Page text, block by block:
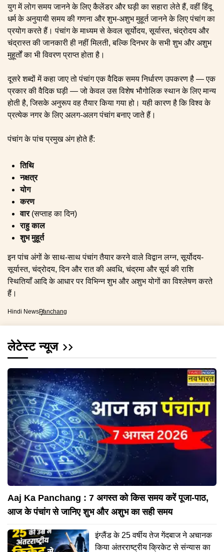
युग में लोग समय जानने के लिए कैलेंडर और घड़ी का सहारा लेते हैं, वहीं हिंदू
धर्म के अनुयायी समय की गणना और शुभ-अशुभ मुहूर्त जानने के लिए पंचांग का
प्रयोग करते हैं। पंचांग के माध्यम से केवल सूर्योदय, सूर्यास्त, चंद्रोदय और
चंद्रास्त की जानकारी ही नहीं मिलती, बल्कि दिनभर के सभी शुभ और अशुभ
मुहूर्तों का भी विवरण प्राप्त होता है।
दूसरे शब्दों में कहा जाए तो पंचांग एक वैदिक समय निर्धारण उपकरण है — एक
प्रकार की वैदिक घड़ी — जो केवल उस विशेष भौगोलिक स्थान के लिए मान्य
होती है, जिसके अनुरूप वह तैयार किया गया हो। यही कारण है कि विश्व के
प्रत्येक नगर के लिए अलग-अलग पंचांग बनाए जाते हैं।
पंचांग के पांच प्रमुख अंग होते हैं:
तिथि
नक्षत्र
योग
करण
वार(सप्ताह का दिन)
राहु काल
शुभ मुहूर्त
इन पांच अंगों के साथ-साथ पंचांग तैयार करने वाले विद्वान लग्न, सूर्योदय-
सूर्यास्त, चंद्रोदय, दिन और रात की अवधि, चंद्रमा और सूर्य की राशि
स्थितियाँ आदि के आधार पर विभिन्न शुभ और अशुभ योगों का विश्लेषण करते
हैं।
Hindi NewsPanchang
लेटेस्ट न्यूज
Aaj Ka Panchang : 7 अगस्त को किस समय करें पूजा-पाठ,
आज के पंचांग से जानिए शुभ और अशुभ का सही समय
इंग्लैंड के 25 वर्षीय तेज गेंदबाज ने अचानक
किया अंतरराष्ट्रीय क्रिकेट से संन्यास का